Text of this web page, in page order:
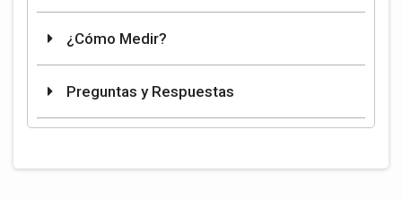
¿Cómo Medir?
Preguntas y Respuestas